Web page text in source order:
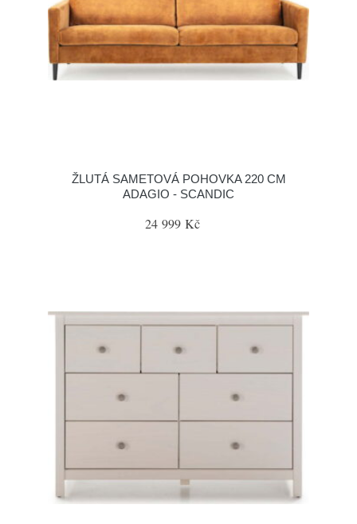
ŽLUTÁ SAMETOVÁ POHOVKA 220 CM
ADAGIO - SCANDIC
24 999 Kč